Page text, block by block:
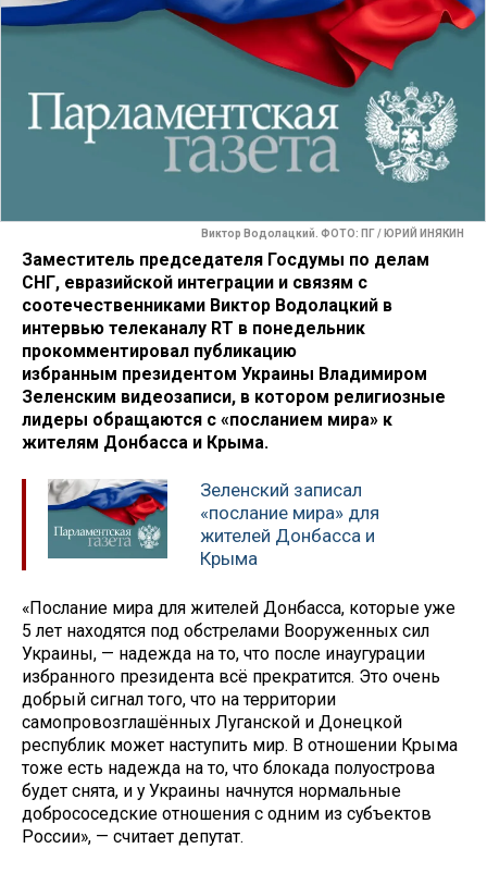
Виктор Водолацкий. ФОТО: ПГ / ЮРИЙ ИНЯКИН
Заместитель председателя Госдумы по делам
СНГ, евразийской интеграции и связям с
соотечественниками Виктор Водолацкий в
интервью телеканалу RT в понедельник
прокомментировал публикацию
избранным президентом Украины Владимиром
Зеленским видеозаписи, в котором религиозные
лидеры обращаются с «посланием мира» к
жителям Донбасса и Крыма.
Зеленский записал
«послание мира» для
жителей Донбасса и
Крыма
«Послание мира для жителей Донбасса, которые уже
5 лет находятся под обстрелами Вооруженных сил
Украины, — надежда на то, что после инаугурации
избранного президента всё прекратится. Это очень
добрый сигнал того, что на территории
самопровозглашённых Луганской и Донецкой
республик может наступить мир. В отношении Крыма
тоже есть надежда на то, что блокада полуострова
будет снята, и у Украины начнутся нормальные
добрососедские отношения с одним из субъектов
России», — считает депутат.